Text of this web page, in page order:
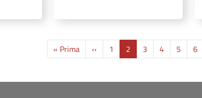
« PrimaPrima pagina
‹‹Pagina precedente
1 2 3 4 5 6